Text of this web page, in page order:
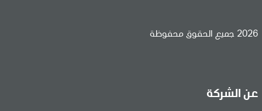
2026 جميع الحقوق محفوظة
عن الشركة